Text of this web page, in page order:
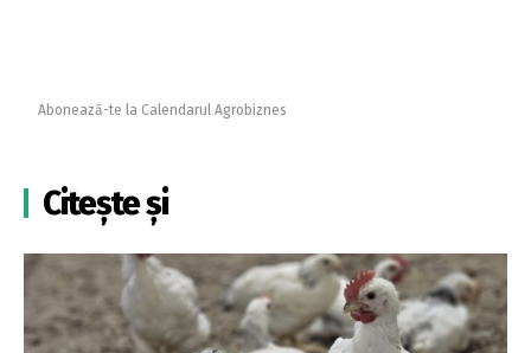
Abonează-te la Calendarul Agrobiznes
Citește și